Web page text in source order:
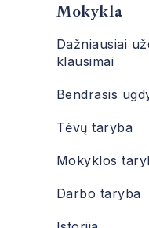
Mokykla
Dažniausiai
klausimai
Bendrasis
Tėvų taryba
Mokyklos
Darbo taryba